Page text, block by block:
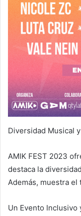
Diversidad Musical
AMIK FEST 2023
destaca la
Además, muestra
Un Evento Inclusivo